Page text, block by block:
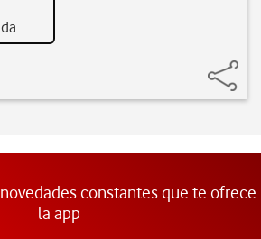
constantes que te ofrece
la app